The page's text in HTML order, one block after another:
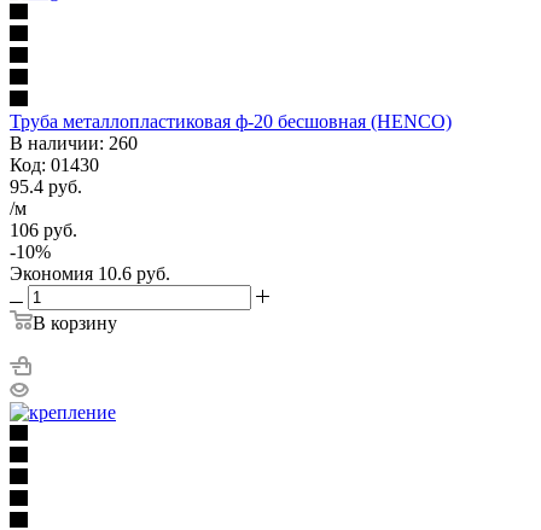
Труба металлопластиковая ф-20 бесшовная (HENCO)
В наличии: 260
Код: 01430
95.4 руб.
/м
106 руб.
-10%
Экономия 10.6 руб.
В корзину